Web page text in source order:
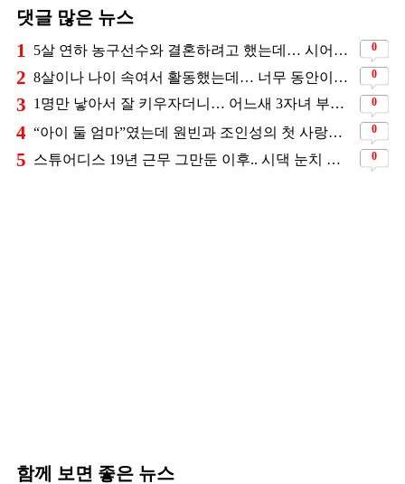
댓글 많은 뉴스
1 5살 연하 농구선수와 결혼하려고 했는데… 시어머니의 결혼반대에 부딛혔던 아이돌 0
2 8살이나 나이 속여서 활동했는데… 너무 동안이라서 아무도 의심 안 했다는 배우 0
3 1명만 낳아서 잘 키우자더니… 어느새 3자녀 부모 된 스타커플 ❤️ 0
4 “아이 둘 엄마”였는데 원빈과 조인성의 첫 사랑이었던 배우 0
5 스튜어디스 19년 근무 그만둔 이후.. 시댁 눈치 보고 있다는 연예인의 아내 0
함께 보면 좋은 뉴스